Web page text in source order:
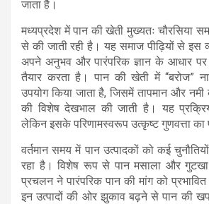
जाता है।
मध्यप्रदेश में पान की खेती मुख्यतः चौरसिया
से की जाती रही है। यह समाज पीढ़ियों से
अपने अनुभव और पारंपरिक ज्ञान के आधार पर
तैयार करता है। पान की खेती में “बरोज”
उपयोग किया जाता है, जिसमें तापमान और नमी
की विशेष देखभाल की जाती है। यह
लेकिन इसके परिणामस्वरूप उत्कृष्ट गुणवत्ता का
वर्तमान समय में पान उत्पादकों को कई
रहा है। विशेष रूप से पान मसाला और
प्रचलन ने पारंपरिक पान की मांग को
इन उत्पादों की ओर झुकाव बढ़ने से पान की